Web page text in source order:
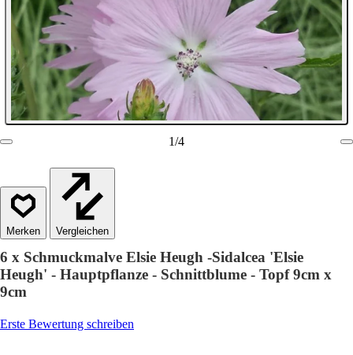
1/4
Vergleichen
6 x Schmuckmalve Elsie Heugh -Sidalcea 'Elsie
Heugh' - Hauptpflanze - Schnittblume - Topf 9cm x
9cm
Erste Bewertung schreiben